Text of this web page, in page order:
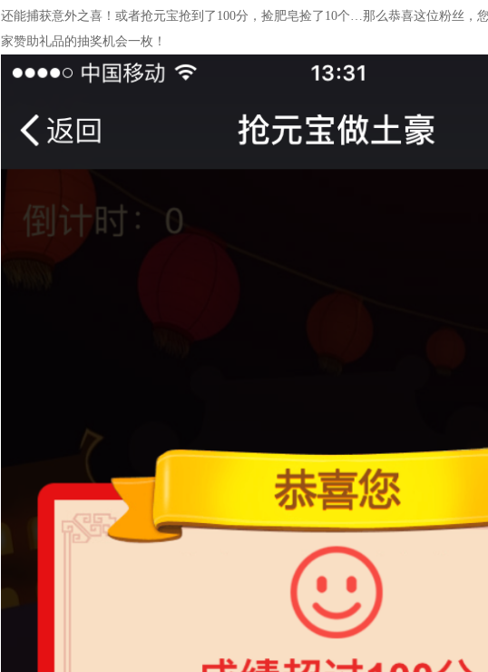
还能捕获意外之喜！或者抢元宝抢到了100分，捡肥皂捡了10个…那么恭喜这位粉丝，
家赞助礼品的抽奖机会一枚！